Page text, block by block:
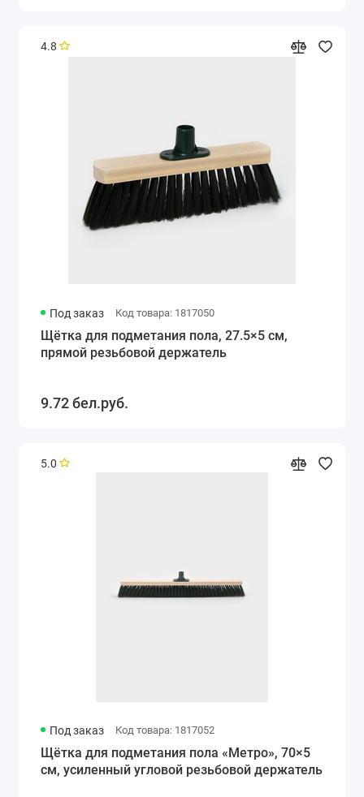
4.8
Под заказ Код товара: 1817050
Щётка для подметания пола, 27.5×5 см,
прямой резьбовой держатель
9.72 бел.руб.
5.0
Под заказ Код товара: 1817052
Щётка для подметания пола «Метро», 70×5
см, усиленный угловой резьбовой держатель